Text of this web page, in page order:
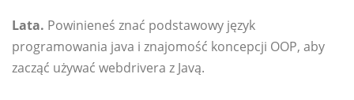
Lata. Powinieneś znać podstawowy język
programowania java i znajomość koncepcji OOP, aby
zacząć używać webdrivera z Javą.